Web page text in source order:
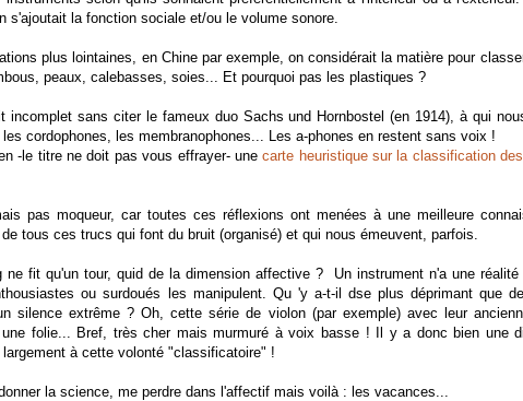
s'ajoutait la fonction sociale et/ou le volume sonore.
plus lointaines, en Chine par exemple, on considérait la matière pour
peaux, calebasses, soies... Et pourquoi pas les plastiques ?
incomplet sans citer le fameux duo Sachs und Hornbostel (en 1914), à qui
les cordophones, les membranophones... Les a-phones en restent sans voix !
-le titre ne doit pas vous effrayer- unecarte heuristique sur la classification
pas moqueur, car toutes ces réflexions ont menées à une meilleure
tous ces trucs qui font du bruit (organisé) et qui nous émeuvent, parfois.
ne fit qu'un tour, quid de la dimension affective ? Un instrument n'a une réalité
ou surdoués les manipulent. Qu 'y a-t-il dse plus déprimant que
silence extrême ? Oh, cette série de violon (par exemple) avec leur
folie... Bref, très cher mais murmuré à voix basse ! Il y a donc bien une
à cette volonté "classificatoire" !
la science, me perdre dans l'affectif mais voilà : les vacances...